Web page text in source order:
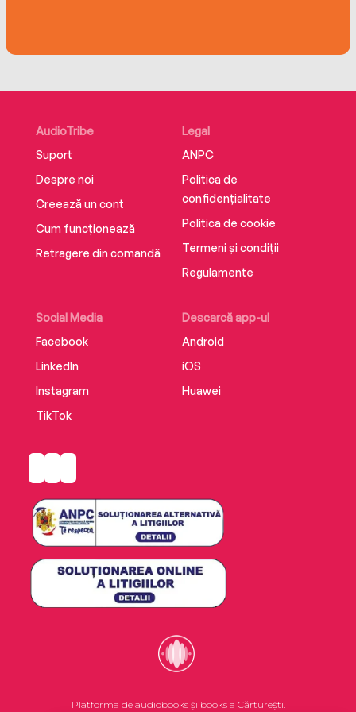
AudioTribe
Suport
Despre noi
Creează un cont
Cum funcționează
Retragere din comandă
Social Media
Facebook
LinkedIn
Instagram
TikTok
Descarcă app-ul
Android
iOS
Huawei
Legal
ANPC
Politica de
confidențialitate
Politica de cookie
Termeni și condiții
Regulamente
Platforma de audiobooks și books a Cărturești.